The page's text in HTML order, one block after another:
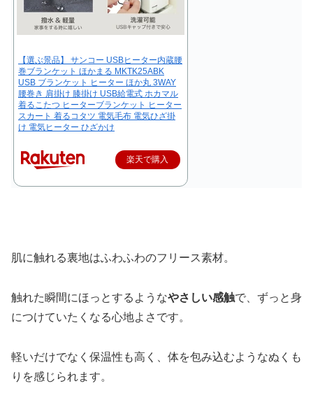
【選ぶ景品】 サンコー USBヒーター内蔵腰
巻ブランケット ほかまる MKTK25ABK
USB ブランケット ヒーター ほか丸 3WAY
腰巻き 肩掛け 膝掛け USB給電式 ホカマル
着るこたつ ヒーターブランケット ヒーター
スカート 着るコタツ 電気毛布 電気ひざ掛
け 電気ヒーター ひざかけ
楽天で購入
肌に触れる裏地はふわふわのフリース素材。
触れた瞬間にほっとするようなやさしい感触で、ずっと身
につけていたくなる心地よさです。
軽いだけでなく保温性も高く、体を包み込むようなぬくも
りを感じられます。